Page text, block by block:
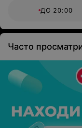
ДО 20:00
Часто